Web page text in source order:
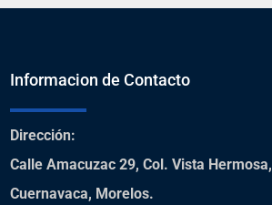
Informacion de Contacto
Dirección:
Calle Amacuzac 29, Col. Vista Hermosa,
Cuernavaca, Morelos.